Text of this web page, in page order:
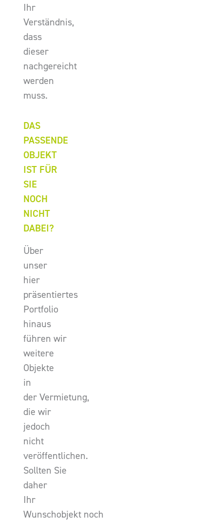
Ihr
Verständnis,
dass
dieser
nachgereicht
werden
muss.
DAS
PASSENDE
OBJEKT
IST FÜR
SIE
NOCH
NICHT
DABEI?
Über
unser
hier
präsentiertes
Portfolio
hinaus
führen wir
weitere
Objekte
in
der Vermietung,
die wir
jedoch
nicht
veröffentlichen.
Sollten Sie
daher
Ihr
Wunschobjekt noch